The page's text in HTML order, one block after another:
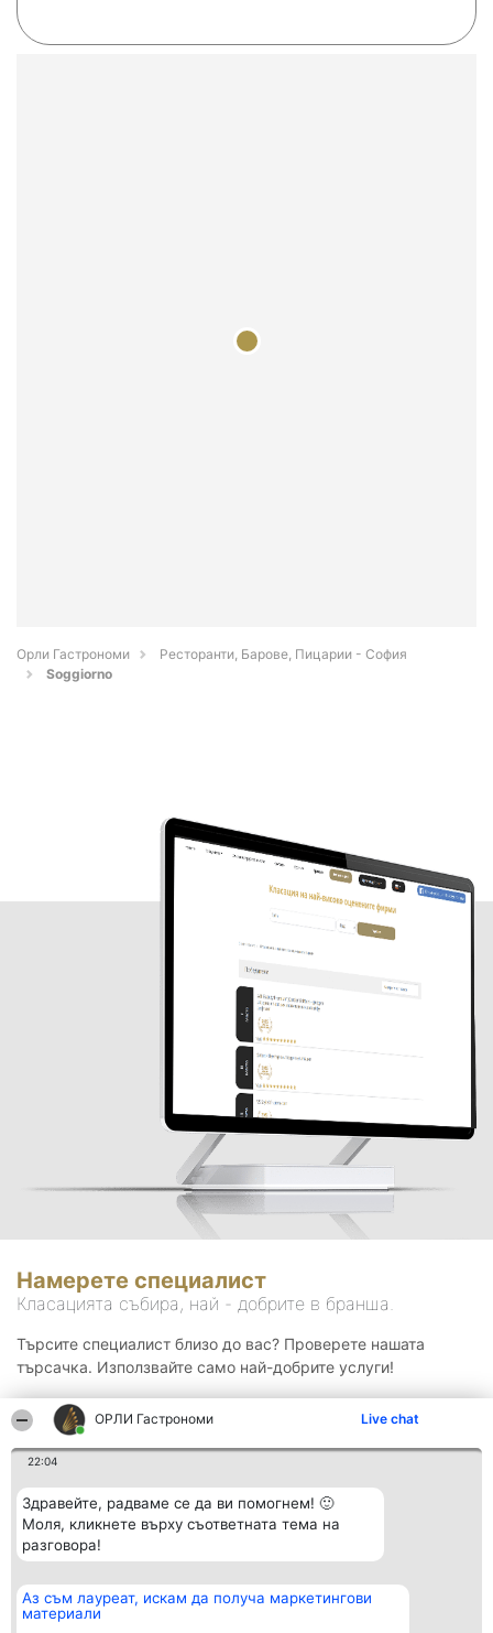
ОРЛИ Гастрономи Live chat
22:04
Здравейте, радваме се да ви помогнем! 🙂
Моля, кликнете върху съответната тема на
разговора!
Аз съм лауреат, искам да получа маркетингови
материали
Орли Гастрономи
Ресторанти, Барове, Пицарии - София
Soggiorno
Намерете специалист
Класацията събира, най - добрите в бранша.
Търсите специалист близо до вас? Проверете нашата
търсачка. Използвайте само най-добрите услуги!
Организатор на
класиране
Класация Контакти